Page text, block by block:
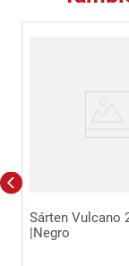
Sárten Vulcano
|Negro